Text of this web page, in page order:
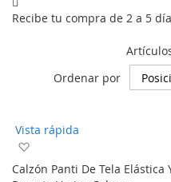
Recibe tu compra de 2 a 5
Ordenar por
Vista rápida
a
la
Calzón Panti De Tela Elástica